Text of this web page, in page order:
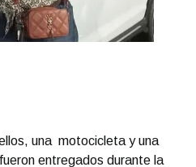
una motocicleta y una
entregados durante la